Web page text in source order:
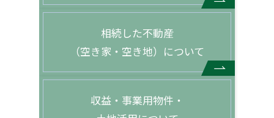
相続した不動産
（空き家・空き地）について
収益・事業用物件・